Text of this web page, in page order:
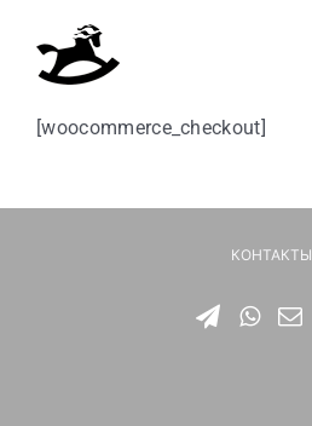
[woocommerce_checkout]
КОНТАКТЫ